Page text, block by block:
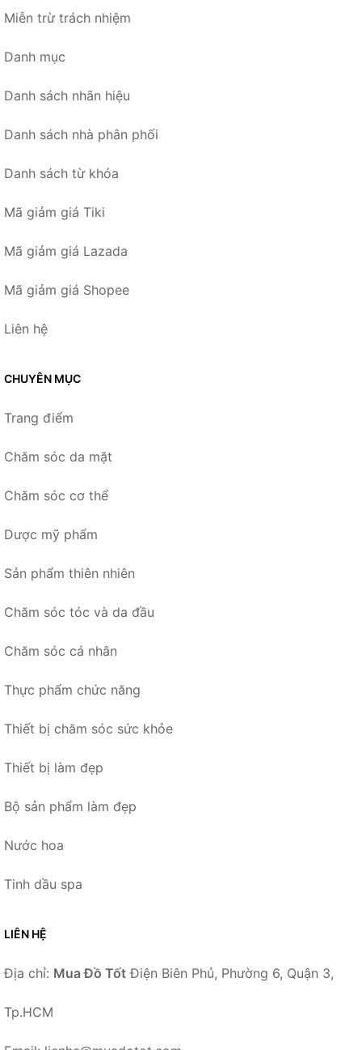
Miễn trừ trách nhiệm
Danh mục
Danh sách nhãn hiệu
Danh sách nhà phân phối
Danh sách từ khóa
Mã giảm giá Tiki
Mã giảm giá Lazada
Mã giảm giá Shopee
Liên hệ
CHUYÊN MỤC
Trang điểm
Chăm sóc da mặt
Chăm sóc cơ thể
Dược mỹ phẩm
Sản phẩm thiên nhiên
Chăm sóc tóc và da đầu
Chăm sóc cá nhân
Thực phẩm chức năng
Thiết bị chăm sóc sức khỏe
Thiết bị làm đẹp
Bộ sản phẩm làm đẹp
Nước hoa
Tinh dầu spa
LIÊN HỆ
Địa chỉ: Mua Đồ Tốt Điện Biên Phủ, Phường 6, Quận 3,
Tp.HCM